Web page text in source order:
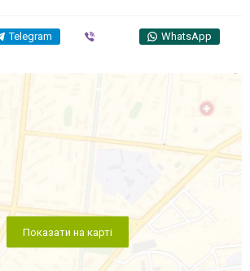
Telegram WhatsApp
Показати на карті